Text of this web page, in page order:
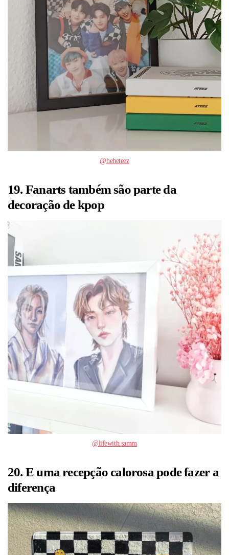
@heheteez
19. Fanarts também são parte da
decoração de kpop
@lifewith.samm
20. E uma recepção calorosa pode fazer a
diferença